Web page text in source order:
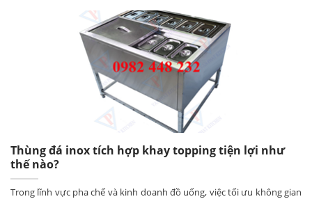
Thùng đá inox tích hợp khay topping tiện lợi như
thế nào?
Trong lĩnh vực pha chế và kinh doanh đồ uống, việc tối ưu không gian